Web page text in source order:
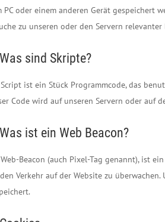
PC oder einem anderen Gerät gespeichert
zu unseren oder den Servern
sind Skripte?
ist ein Stück Programmcode, das
Code wird auf unseren Servern oder auf
ist ein Web Beacon?
Beacon (auch Pixel-Tag genannt), ist
Verkehr auf der Website zu